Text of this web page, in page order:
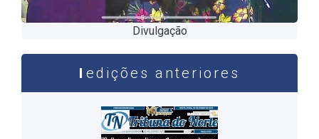
Divulgação
edições anteriores